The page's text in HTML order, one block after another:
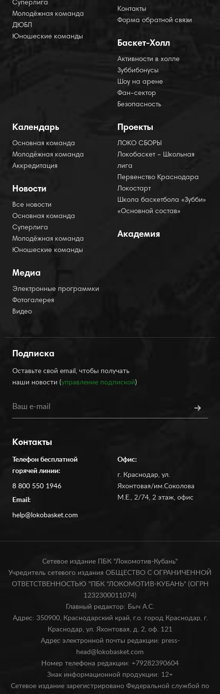
Суперлига
Молодёжная команда
ДЮБЛ
Юношеские команды
Контакты
Форма обратной связи
Баскет-Холл
Активности в холле
Зуббибонусы
Шоу на арене
Фан-сектор
Безопасность
Календарь
Основная команда
Молодёжная команда
Аккредитация
Новости
Все новости
Основная команда
Суперлига
Молодёжная команда
Юношеские команды
Медиа
Электронные программки
Фотогалерея
Видео
Проекты
ЛОКО СБОРЫ
Локобаскет – Школьная
лига
Первенство Краснодара
Локостарт
Школа баскетбола «Зубби»
«Основной состав»
Академия
Подписка
Оставьте свой email, чтобы получать
наши новости (управление подпиской)
Контакты
Телефон бесплатной
горячей линии:
8 800 550 1946
Email:
help@lokobasket.com
Офис:
г. Краснодар, ул.
Яхонтовая/им.Соколова
М.Е., 2/74, 2 этаж, офис
Сетевое издание ПБК "Локомотив-Кубань"
Учредитель сетевого издания ОБЩЕСТВО С ОГРАНИЧЕННОЙ
ОТВЕТСТВЕННОСТЬЮ "ПБК "ЛОКОМОТИВ-КУБАНЬ" (ОГРН
1232300011074)
Главный редактор: Быч А.С.
Адрес: 350900, Краснодарский край, г.о. город Краснодар, г.
Краснодар, ул. Яхонтовая, д. 2, оф. 121
Адрес электронной почты редакции: press-
head@lokobasket.com
Номер телефона редакции: +79282390604
Знак информационной продукции: 12+
Сетевое издание зарегистрировано Федеральной службой по